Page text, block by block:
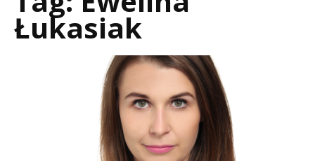
Łukasiak